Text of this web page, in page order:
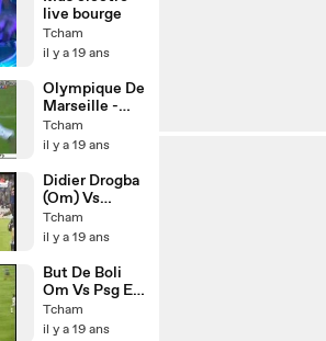
live bourge
Tcham
il y a 19 ans
Olympique De
Marseille -
Clip Psy4 De
La
Tcham
il y a 19 ans
Didier Drogba
(Om) Vs
Newcastle -
Superb
Tcham
il y a 19 ans
But De Boli
Om Vs Psg En
Mai 1993
Tcham
il y a 19 ans